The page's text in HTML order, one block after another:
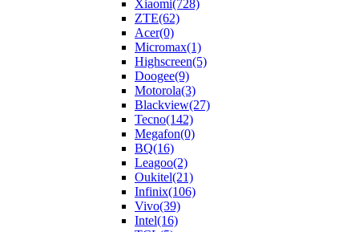
Xiaomi(728)
ZTE(62)
Acer(0)
Micromax(1)
Highscreen(5)
Doogee(9)
Motorola(3)
Blackview(27)
Tecno(142)
Megafon(0)
BQ(16)
Leagoo(2)
Oukitel(21)
Infinix(106)
Vivo(39)
Intel(16)